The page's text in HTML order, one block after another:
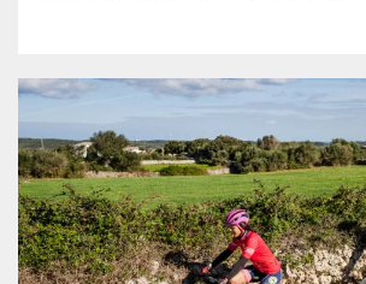
NON-STOP
NORMES ET CRITÈRES DE
CLASSEMENT